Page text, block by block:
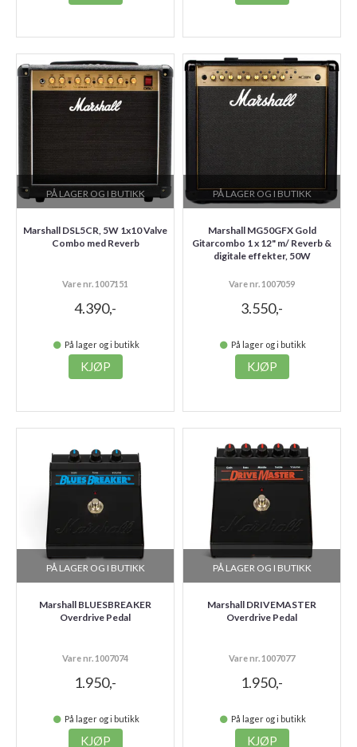
PÅ LAGER OG I BUTIKK
Marshall DSL5CR, 5W 1x10 Valve
Combo med Reverb
Vare nr. 1007151
4.390,-
På lager og i butikk
KJØP
PÅ LAGER OG I BUTIKK
Marshall MG50GFX Gold
Gitarcombo 1 x 12" m/ Reverb &
digitale effekter, 50W
Vare nr. 1007059
3.550,-
På lager og i butikk
KJØP
PÅ LAGER OG I BUTIKK
Marshall BLUESBREAKER
Overdrive Pedal
Vare nr. 1007074
1.950,-
På lager og i butikk
KJØP
PÅ LAGER OG I BUTIKK
Marshall DRIVEMASTER
Overdrive Pedal
Vare nr. 1007077
1.950,-
På lager og i butikk
KJØP